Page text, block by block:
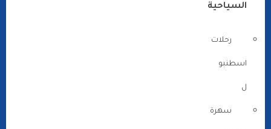
السياحية
رحلات
اسطنبو
ل
سهرة